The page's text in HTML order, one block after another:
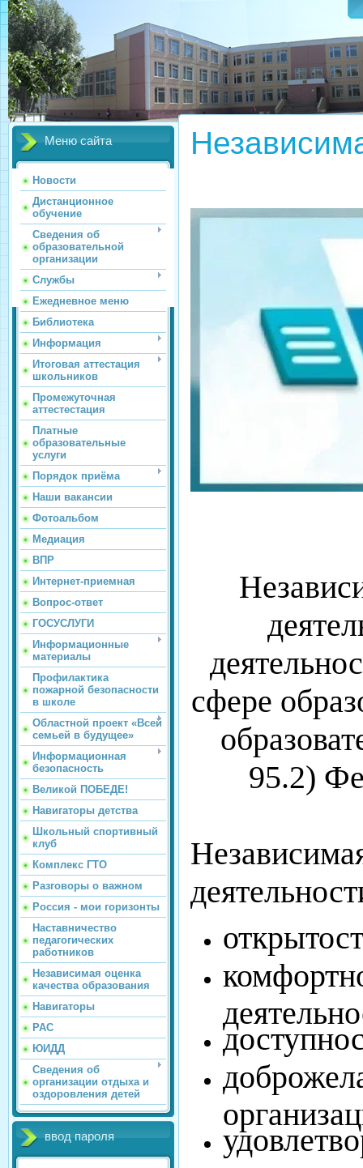
Меню сайта
Новости
Дистанционное
обучение
Сведения об
образовательной
организации
Службы
Ежедневное меню
Библиотека
Информация
Итоговая аттестация
школьников
Промежуточная
аттестестация
Платные
образовательные
услуги
Порядок приёма
Наши вакансии
Фотоальбом
Медиация
ВПР
Интернет-приемная
Вопрос-ответ
ГОСУСЛУГИ
Информационные
материалы
Профилактика
пожарной безопасности
в школе
Областной проект «Всей
семьей в будущее»
Информационная
безопасность
Великой ПОБЕДЕ!
Навигаторы детства
Школьный спортивный
клуб
Комплекс ГТО
Разговоры о важном
Россия - мои горизонты
Наставничество
педагогических
работников
Независимая оценка
качества образования
Навигаторы
РАС
ЮИДД
Сведения об
организации отдыха и
оздоровления детей
ввод пароля
сфере
95.2)